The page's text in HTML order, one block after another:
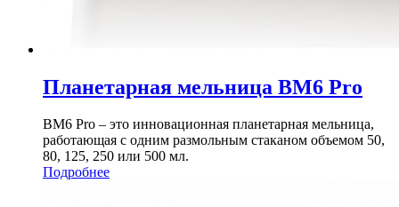
Планетарная мельница BM6 Pro
BM6 Pro – это инновационная планетарная мельница,
работающая с одним размольным стаканом объемом 50,
80, 125, 250 или 500 мл.
Подробнее